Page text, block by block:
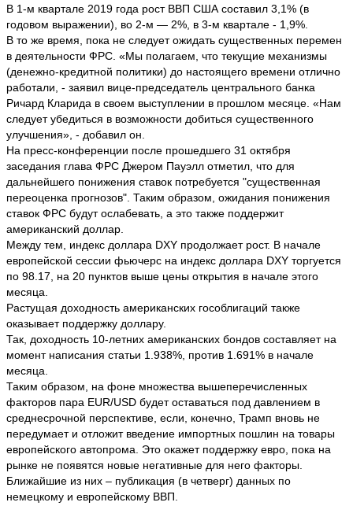
В 1-м квартале 2019 года рост ВВП США составил 3,1% (в
годовом выражении), во 2-м — 2%, в 3-м квартале - 1,9%.
В то же время, пока не следует ожидать существенных перемен
в деятельности ФРС. «Мы полагаем, что текущие механизмы
(денежно-кредитной политики) до настоящего времени отлично
работали, - заявил вице-председатель центрального банка
Ричард Кларида в своем выступлении в прошлом месяце. «Нам
следует убедиться в возможности добиться существенного
улучшения», - добавил он.
На пресс-конференции после прошедшего 31 октября
заседания глава ФРС Джером Пауэлл отметил, что для
дальнейшего понижения ставок потребуется "существенная
переоценка прогнозов". Таким образом, ожидания понижения
ставок ФРС будут ослабевать, а это также поддержит
американский доллар.
Между тем, индекс доллара DXY продолжает рост. В начале
европейской сессии фьючерс на индекс доллара DXY торгуется
по 98.17, на 20 пунктов выше цены открытия в начале этого
месяца.
Растущая доходность американских гособлигаций также
оказывает поддержку доллару.
Так, доходность 10-летних американских бондов составляет на
момент написания статьи 1.938%, против 1.691% в начале
месяца.
Таким образом, на фоне множества вышеперечисленных
факторов пара EUR/USD будет оставаться под давлением в
среднесрочной перспективе, если, конечно, Трамп вновь не
передумает и отложит введение импортных пошлин на товары
европейского автопрома. Это окажет поддержку евро, пока на
рынке не появятся новые негативные для него факторы.
Ближайшие из них – публикация (в четверг) данных по
немецкому и европейскому ВВП.